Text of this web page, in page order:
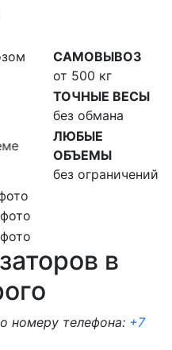
САМОВЫВОЗ
от 500 кг
ТОЧНЫЕ ВЕСЫ
без обмана
ЛЮБЫЕ
ОБЪЕМЫ
без ограничений
в
номеру телефона: +7